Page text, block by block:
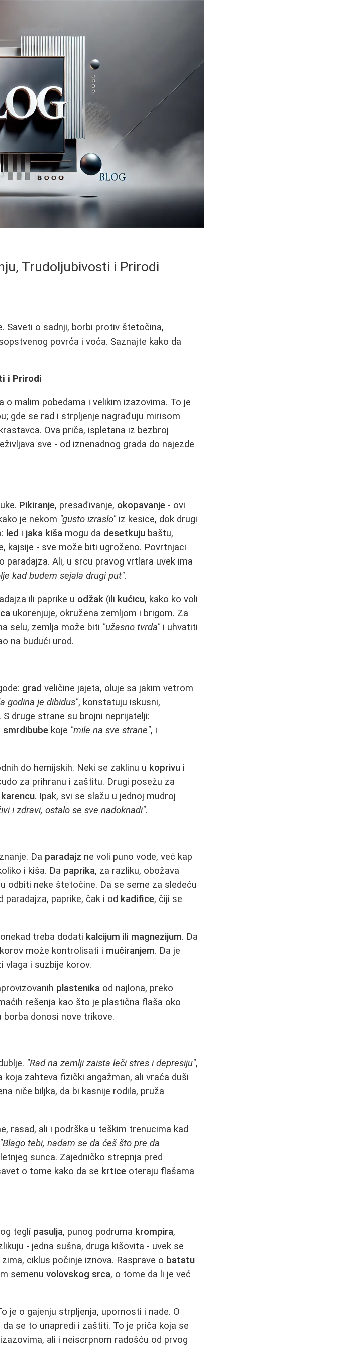
Trudoljubivosti i Prirodi
Saveti o sadnji, borbi protiv štetočina,
povrća i voća. Saznajte kako da
i Prirodi
o malim pobedama i velikim izazovima. To je
gde se rad i strpljenje nagrađuju mirisom
Ova priča, ispletana iz bezbroj
sve - od iznenadnog grada do najezde
Pikiranje, presađivanje, okopavanje - ovi
je nekom "gusto izraslo" iz kesice, dok drugi
led i jaka kiša mogu da desetkuju baštu,
kajsije - sve može biti ugroženo. Povrtnjaci
Ali, u srcu pravog vrtlara uvek ima
kad budem sejala drugi put".
ili paprike u odžak (ili kućicu, kako ko voli
ukorenjuje, okružena zemljom i brigom. Za
selu, zemlja može biti "užasno tvrda" i uhvatiti
na budući urod.
grad veličine jajeta, oluje sa jakim vetrom
godina je dibidus", konstatuju iskusni,
druge strane su brojni neprijatelji:
smrdibube koje "mile na sve strane", i
do hemijskih. Neki se zaklinu u koprivu i
za prihranu i zaštitu. Drugi posežu za
karencu. Ipak, svi se slažu u jednoj mudroj
i zdravi, ostalo se sve nadoknadi".
Da paradajz ne voli puno vode, već kap
i kiša. Da paprika, za razliku, obožava
odbiti neke štetočine. Da se seme za sledeću
paprike, čak i od kadifice, čiji se
treba dodati kalcijum ili magnezijum. Da
može kontrolisati i mučiranjem. Da je
vlaga i suzbije korov.
plastenika od najlona, preko
rešenja kao što je plastična flaša oko
borba donosi nove trikove.
"Rad na zemlji zaista leči stres i depresiju",
zahteva fizički angažman, ali vraća duši
niče biljka, da bi kasnije rodila, pruža
rasad, ali i podrška u teškim trenucima kad
"Blago tebi, nadam se da ćeš što pre da
sunca. Zajedničko strepnja pred
o tome kako da se krtice oteraju flašama
teglí pasulja, punog podruma krompira,
- jedna sušna, druga kišovita - uvek se
ciklus počinje iznova. Rasprave o batatu
semenuvolovskog srca, o tome da li je već
je o gajenju strpljenja, upornosti i nade. O
se to unapredi i zaštiti. To je priča koja se
ali i neiscrpnom radošću od prvog